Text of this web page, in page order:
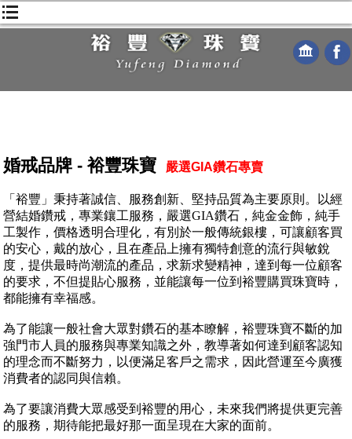
婚戒品牌 - 裕豐珠寶 嚴選GIA鑽石專賣
「裕豐」秉持著誠信、服務創新、堅持品質為主要原則。以經
營結婚鑽戒，專業鑲工服務，嚴選GIA鑽石，純金金飾，純手
工製作，價格透明合理化，有別於一般傳統銀樓，可讓顧客買
的安心，戴的放心，且在產品上擁有獨特創意的流行與敏銳
度，提供最時尚潮流的產品，求新求變精神，達到每一位顧客
的要求，不但提貼心服務，並能讓每一位到裕豐購買珠寶時，
都能擁有幸福感。
為了能讓一般社會大眾對鑽石的基本瞭解，裕豐珠寶不斷的加
強門市人員的服務與專業知識之外，教導著如何達到顧客認知
的理念而不斷努力，以便滿足客戶之需求，因此營運至今廣獲
消費者的認同與信賴。
為了要讓消費大眾感受到裕豐的用心，未來我們將提供更完善
的服務，期待能把最好那一面呈現在大家的面前。